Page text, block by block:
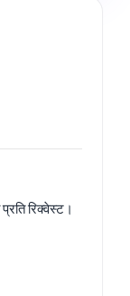
रिक्वेस्ट।